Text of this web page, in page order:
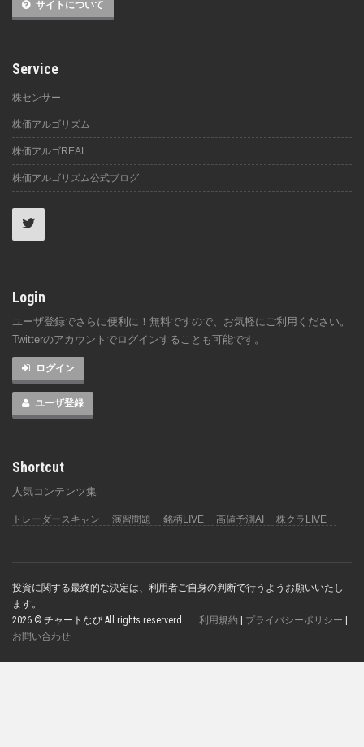
サイトについて
Service
株センサー
株価アルゴリズム
株価アルゴREAL
株価アルゴリズム公式ブログ
Login
ユーザ登録でさらに便利に！無料ですので、お気軽にご利用ください。
Twitterのアカウントでログインすることも可能です。
ログイン
ユーザ登録
Shortcut
人気コンテンツ集
トレーダースキャン 演習問題 銘柄LIVE 高値予測AI 株クラLIVE
投資に関する最終的な決定は、利用者ご自身の判断で行うようお願いいたし
ます。
2026 © チャートなび All rights reserverd. 利用規約 プライバシーポリシー
お問い合わせ